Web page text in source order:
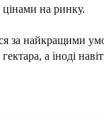
цінами на ринку.
за найкращими
а іноді